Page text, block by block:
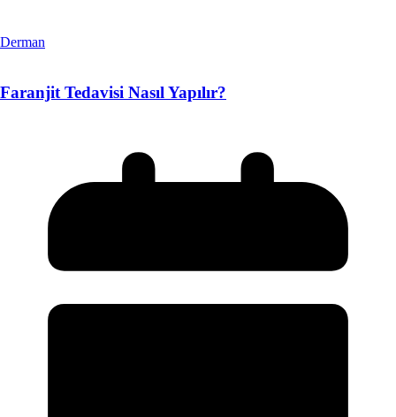
Derman
Faranjit Tedavisi Nasıl Yapılır?